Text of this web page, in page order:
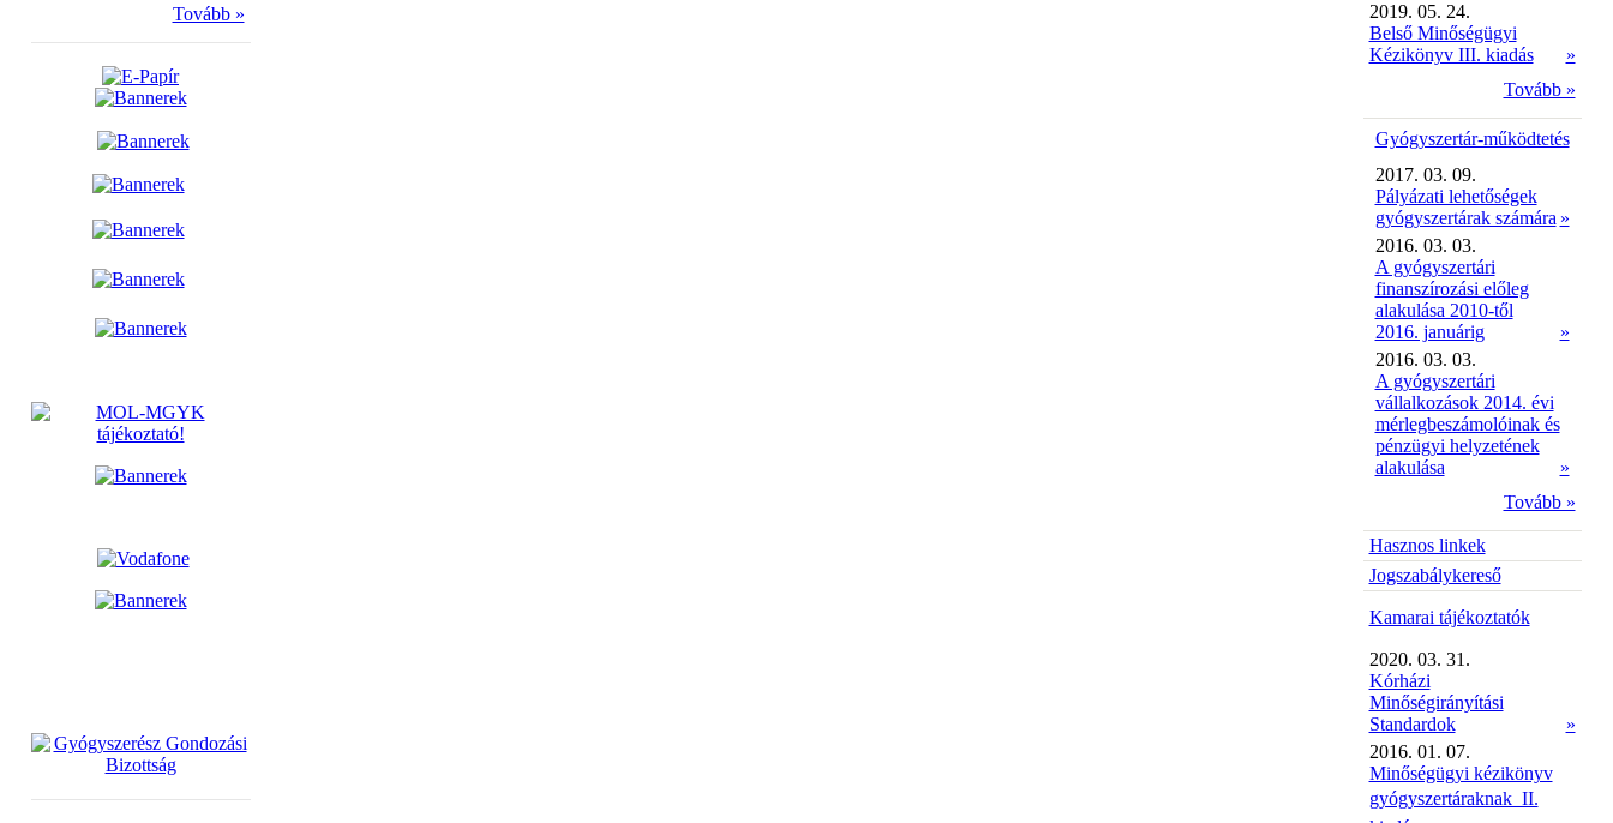
Tovább »
2019. 05. 24.
Belső Minőségügyi
Kézikönyv III. kiadás
»
Tovább »
Gyógyszertár-működtetés
2017. 03. 09.
Pályázati lehetőségek
gyógyszertárak számára »
2016. 03. 03.
A gyógyszertári
finanszírozási előleg
alakulása 2010-től
2016. januárig
»
2016. 03. 03.
A gyógyszertári
vállalkozások 2014. évi
mérlegbeszámolóinak és
pénzügyi helyzetének
alakulása
»
Tovább »
Hasznos linkek
Jogszabálykereső
Kamarai tájékoztatók
2020. 03. 31.
Kórházi
Minőségirányítási
Standardok
»
2016. 01. 07.
Minőségügyi kézikönyv
gyógyszertáraknak  II.